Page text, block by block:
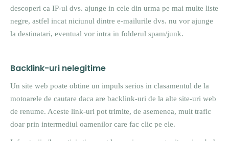
descoperi ca IP-ul dvs. ajunge in cele din urma pe mai multe liste
negre, astfel incat niciunul dintre e-mailurile dvs. nu vor ajunge
la destinatari, eventual vor intra in folderul spam/junk.
Backlink-uri nelegitime
Un site web poate obtine un impuls serios in clasamentul de la
motoarele de cautare daca are backlink-uri de la alte site-uri web
de renume. Aceste link-uri pot trimite, de asemenea, mult trafic
doar prin intermediul oamenilor care fac clic pe ele.